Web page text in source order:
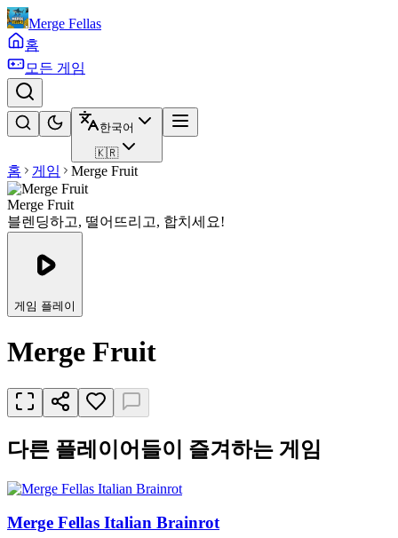
Merge Fellas
홈
모든 게임
한국어
🇰🇷
홈 게임 Merge Fruit
Merge Fruit
블렌딩하고, 떨어뜨리고, 합치세요!
게임 플레이
Merge Fruit
다른 플레이어들이 즐겨하는 게임
Merge Fellas Italian Brainrot